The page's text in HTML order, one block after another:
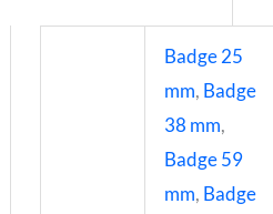
Badge 25
mm, Badge
38 mm,
Badge 59
mm, Badge